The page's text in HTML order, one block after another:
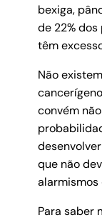
bexiga,
de 22%
têm
Não
convém
que não
alarmismos
Para saber